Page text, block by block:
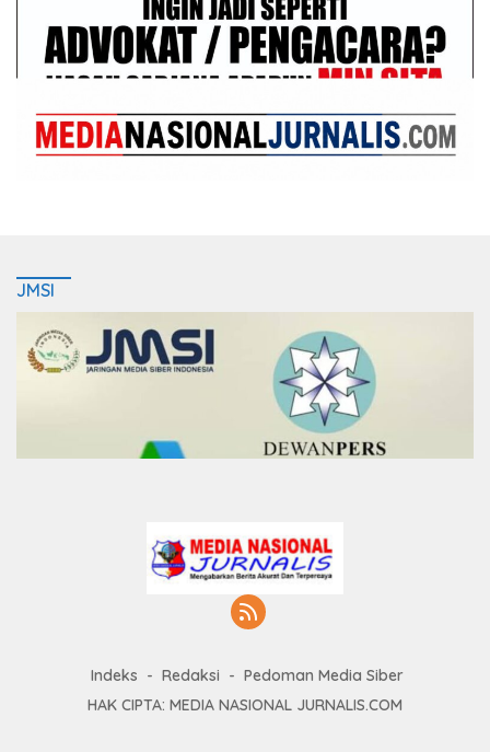
JMSI
Indeks Redaksi
Pedoman Media Siber
HAK CIPTA: MEDIA NASIONAL JURNALIS.COM